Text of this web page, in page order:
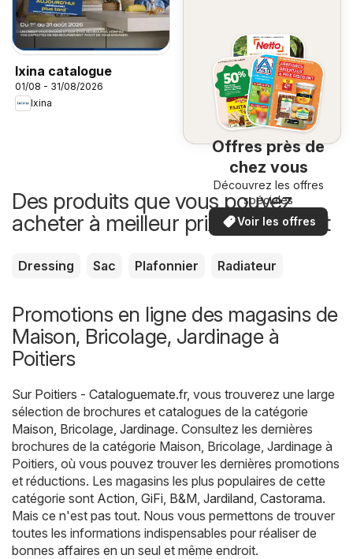
Ixina catalogue
01/08 - 31/08/2026
Ixina
Offres près de
chez vous
Découvrez les offres
spéciales
Voir les offres
Des produits que vous pouvez
acheter à meilleur prix maintenant
Dressing Sac Plafonnier Radiateur
Promotions en ligne des magasins de
Maison, Bricolage, Jardinage à
Poitiers
Sur Poitiers - Cataloguemate.fr, vous trouverez une large
sélection de brochures et catalogues de la catégorie
Maison, Bricolage, Jardinage. Consultez les dernières
brochures de la catégorie Maison, Bricolage, Jardinage à
Poitiers, où vous pouvez trouver les dernières promotions
et réductions. Les magasins les plus populaires de cette
catégorie sont Action GiFi B&M Jardiland Castorama.
Mais ce n'est pas tout. Nous vous permettons de trouver
toutes les informations indispensables pour réaliser de
bonnes affaires en un seul et même endroit.